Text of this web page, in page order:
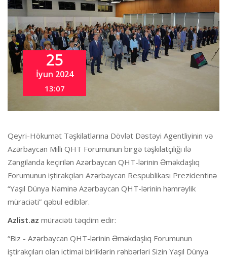
25
İyun 2024
13:07
Qeyri-Hökumət Təşkilatlarına Dövlət Dəstəyi Agentliyinin və
Azərbaycan Milli QHT Forumunun birgə təşkilatçılığı ilə
Zəngilanda keçirilən Azərbaycan QHT-lərinin Əməkdaşlıq
Forumunun iştirakçıları Azərbaycan Respublikası Prezidentinə
“Yaşıl Dünya Naminə Azərbaycan QHT-lərinin həmrəylik
müraciəti” qəbul ediblər.
Azlist.az müraciəti təqdim edir:
“Biz - Azərbaycan QHT-lərinin Əməkdaşlıq Forumunun
iştirakçıları olan ictimai birliklərin rəhbərləri Sizin Yaşıl Dünya